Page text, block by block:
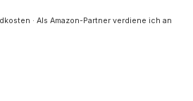
· Als Amazon-Partner verdiene ich an